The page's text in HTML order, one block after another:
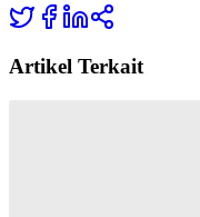
Artikel Terkait